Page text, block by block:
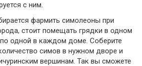
с ним.
фармить симолеоны при
стоит помещать грядки в одном
одной в каждом доме. Соберите
симов в нужном дворе и
вершинам. Так вы сможете